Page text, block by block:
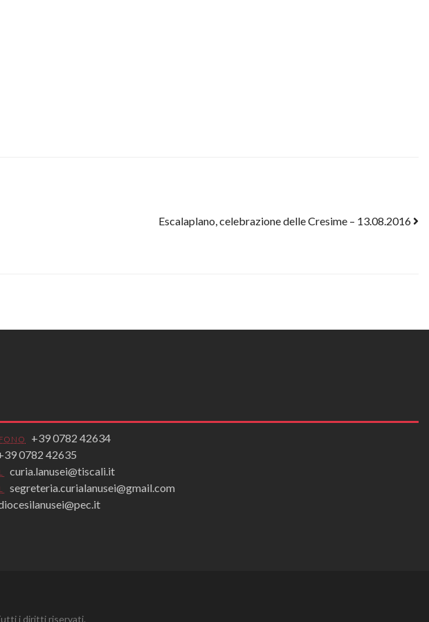
Escalaplano, celebrazione delle Cresime – 13.08.2016
+39 0782 42634
0782 42635
curia.lanusei@tiscali.it
segreteria.curialanusei@gmail.com
i diritti riservati.